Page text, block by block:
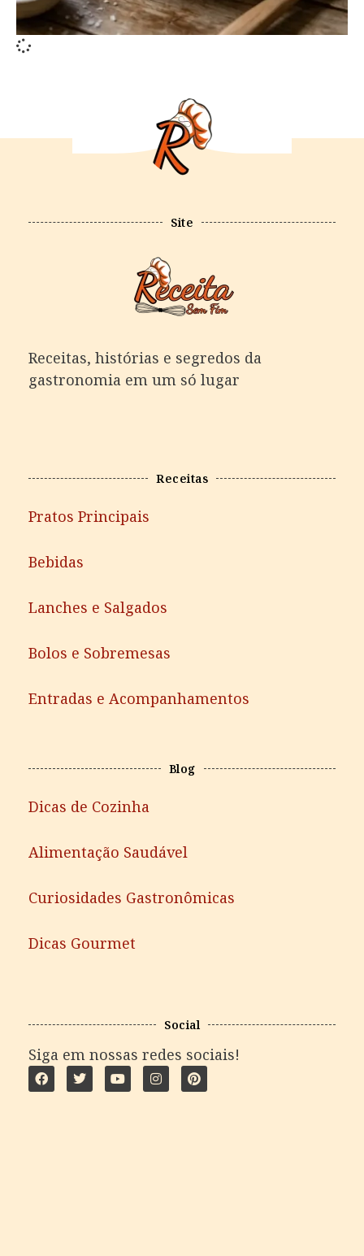
Site
Receitas, histórias e segredos da
gastronomia em um só lugar
Receitas
Pratos Principais
Bebidas
Lanches e Salgados
Bolos e Sobremesas
Entradas e Acompanhamentos
Blog
Dicas de Cozinha
Alimentação Saudável
Curiosidades Gastronômicas
Dicas Gourmet
Social
Siga em nossas redes sociais!